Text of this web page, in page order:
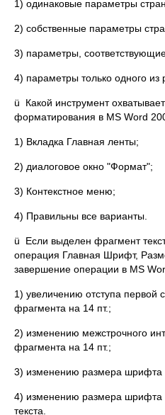
1) одинаковые параметры
2) собственные параметры
3) параметры,
4) параметры только одного из
ü Какой инструмент
форматирования в MS Word
1) Вкладка Главная ленты;
2) диалоговое окно "Формат";
3) Контекстное меню;
4) Правильны все варианты.
ü Если выделен фрагмент
операция Главная Шрифт,
завершение операции в MS
1) увеличению отступа первой
фрагмента на 14 пт.;
2) изменению межстрочного
фрагмента на 14 пт.;
3) изменению размера шрифта
4) изменению размера шрифта
текста.